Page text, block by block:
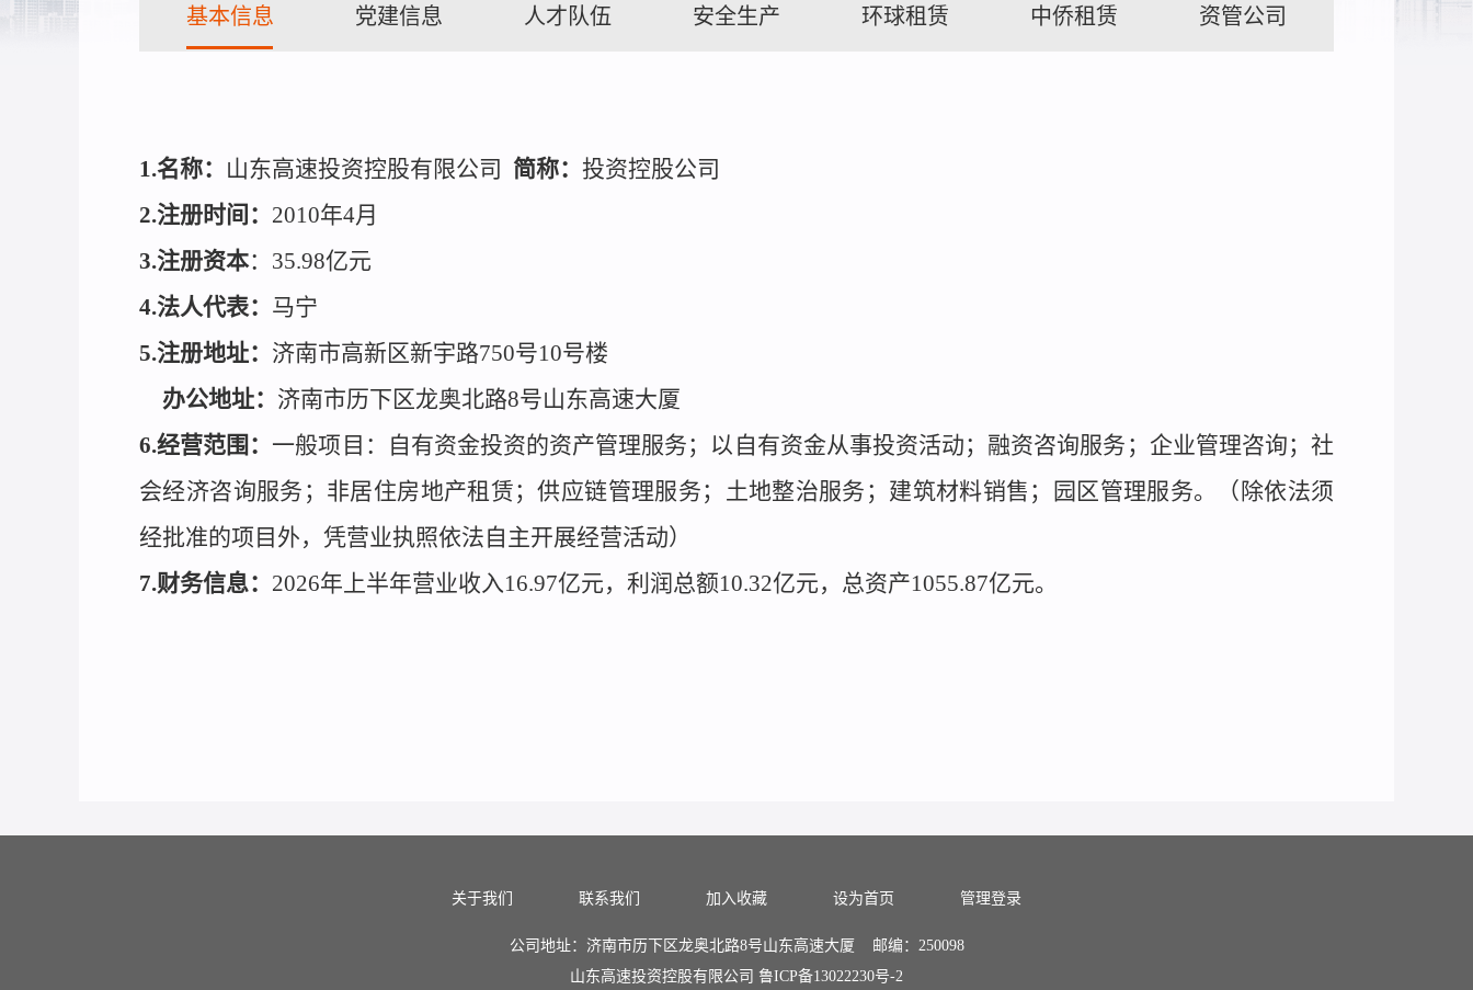
基本信息 党建信息 人才队伍 安全生产 环球租赁 中侨租赁 资管公司
1.名称： 山东高速投资控股有限公司 简称： 投资控股公司
2.注册时间： 2010年4月
3.注册资本：35.98亿元
4.法人代表： 马宁
5.注册地址： 济南市高新区新宇路750号10号楼
办公地址： 济南市历下区龙奥北路8号山东高速大厦
6.经营范围： 一般项目：自有资金投资的资产管理服务；以自有资金从事投资活动；融资咨询服务；企业管理咨询；社
会经济咨询服务；非居住房地产租赁；供应链管理服务；土地整治服务；建筑材料销售；园区管理服务。（除依法须
经批准的项目外，凭营业执照依法自主开展经营活动）
7.财务信息： 2026年上半年营业收入16.97亿元，利润总额10.32亿元，总资产1055.87亿元。
关于我们 联系我们 加入收藏 设为首页 管理登录
公司地址：济南市历下区龙奥北路8号山东高速大厦 邮编：250098
山东高速投资控股有限公司 鲁ICP备13022230号-2